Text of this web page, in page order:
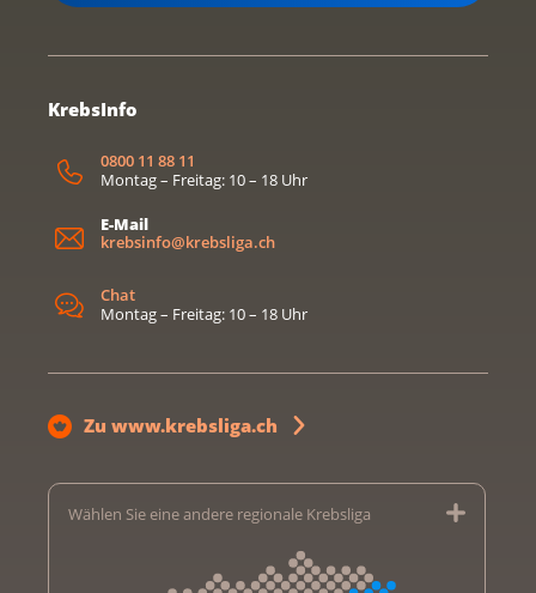
KrebsInfo
0800 11 88 11
Montag – Freitag: 10 – 18 Uhr
E-Mail
krebsinfo@krebsliga.ch
Chat
Montag – Freitag: 10 – 18 Uhr
Zu www.krebsliga.ch
Wählen Sie eine andere regionale Krebsliga